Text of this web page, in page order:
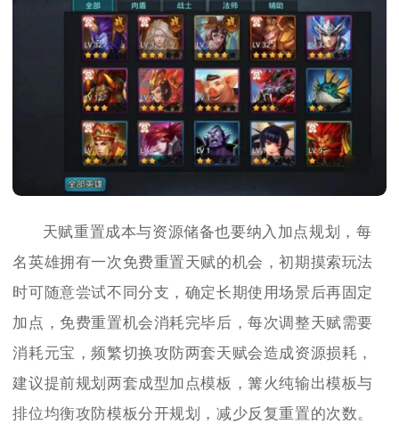
天赋重置成本与资源储备也要纳入加点规划，每
名英雄拥有一次免费重置天赋的机会，初期摸索玩法
时可随意尝试不同分支，确定长期使用场景后再固定
加点，免费重置机会消耗完毕后，每次调整天赋需要
消耗元宝，频繁切换攻防两套天赋会造成资源损耗，
建议提前规划两套成型加点模板，篝火纯输出模板与
排位均衡攻防模板分开规划，减少反复重置的次数。